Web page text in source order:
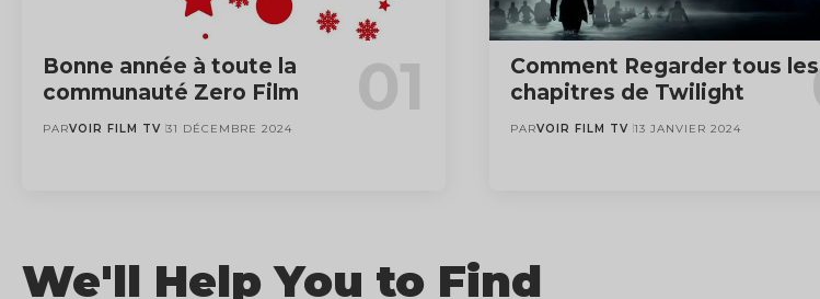
Bonne année à toute la
communauté Zero Film
PARVOIR FILM TV 31 DÉCEMBRE 2024
Comment Regarder tous les
chapitres de Twilight
PARVOIR FILM TV 13 JANVIER 2024
We'll Help You to Find